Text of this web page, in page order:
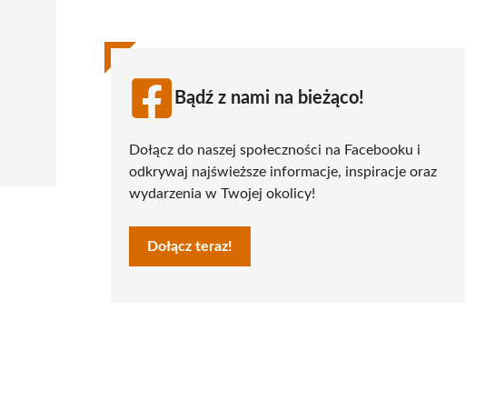
Bądź z nami na bieżąco!
Dołącz do naszej społeczności na Facebooku i
odkrywaj najświeższe informacje, inspiracje oraz
wydarzenia w Twojej okolicy!
Dołącz teraz!